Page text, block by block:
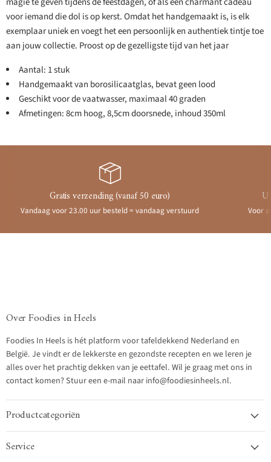
voor iemand die dol is op kerst. Omdat het handgemaakt is, is elk
exemplaar uniek en voegt het een persoonlijk en authentiek tintje toe
aan jouw collectie. Proost op de gezelligste tijd van het jaar
Aantal: 1 stuk
Handgemaakt van borosilicaatglas, bevat geen lood
Geschikt voor de vaatwasser, maximaal 40 graden
Afmetingen: 8cm hoog, 8,5cm doorsnede, inhoud 350ml
Gratis verzending (vanaf 50 euro)
Vandaag voor 23.00 uur besteld = vandaag verstuurd Voor
Over Foodies in Heels
Foodies In Heels is hét platform voor tafeldekkend Nederland en
België. Je vindt er de lekkerste en gezondste recepten en we leren je
alles over het prachtig dekken van je eettafel. Wil je graag met ons in
contact komen? Stuur een e-mail naar info@foodiesinheels.nl.
Productcategoriën
Service